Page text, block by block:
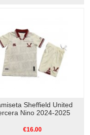
Sheffield United
Nino 2024-2025
€16.00